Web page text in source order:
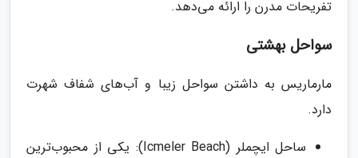
تفریحات مدرن را ارائه می‌دهد.
سواحل بهشتی
مارماریس به داشتن سواحل زیبا و آب‌های شفاف شهرت
دارد.
ساحل ایچملر (Icmeler Beach): یکی از محبوب‌ترین